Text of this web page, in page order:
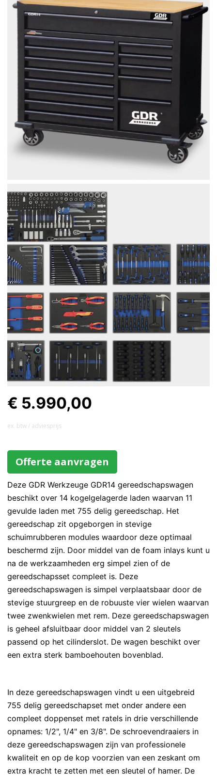
€ 5.990,00
ex. btw / adviesprijs
Offerte aanvragen
Deze GDR Werkzeuge GDR14 gereedschapswagen
beschikt over 14 kogelgelagerde laden waarvan 11
gevulde laden met 755 delig gereedschap. Het
gereedschap zit opgeborgen in stevige
schuimrubberen modules waardoor deze optimaal
beschermd zijn. Door middel van de foam inlays kunt u
na de werkzaamheden erg simpel zien of de
gereedschapsset compleet is. Deze
gereedschapswagen is simpel verplaatsbaar door de
stevige stuurgreep en de robuuste vier wielen waarvan
twee zwenkwielen met rem. Deze gereedschapswagen
is geheel afsluitbaar door middel van 2 sleutels
passend op het cilinderslot. De wagen beschikt over
een extra sterk bamboehouten bovenblad.
In deze gereedschapswagen vindt u een uitgebreid
755 delig gereedschapset met onder andere een
compleet doppenset met ratels in drie verschillende
opnames: 1/2", 1/4" en 3/8". De schroevendraaiers in
deze gereedschapswagen zijn van professionele
kwaliteit en op de kop voorzien van een zeskant om
extra kracht te zetten met een sleutel of hamer. De